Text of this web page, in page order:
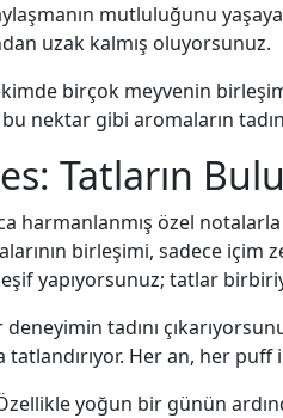
mutluluğunu
uzak kalmış oluyorsunuz.
birçok meyvenin
nektar gibi aromaların
Tatların
harmanlanmış özel
birleşimi, sadece içim
yapıyorsunuz; tatlar
tadını
Her an, her puff
yoğun bir günün